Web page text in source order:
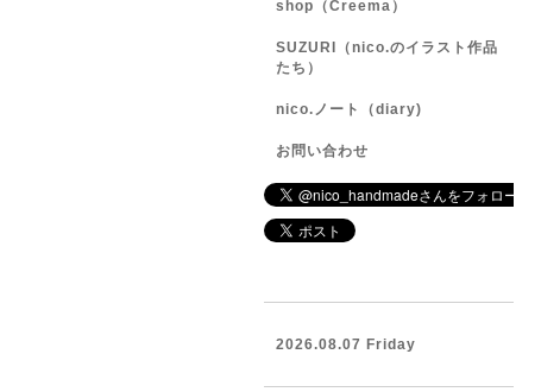
shop（Creema）
SUZURI（nico.のイラスト作品
たち）
nico.ノート（diary)
お問い合わせ
2026.08.07 Friday